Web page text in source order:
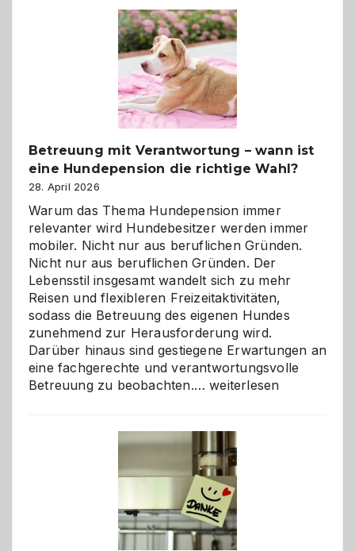
Betreuung mit Verantwortung – wann ist
eine Hundepension die richtige Wahl?
28. April 2026
Warum das Thema Hundepension immer
relevanter wird Hundebesitzer werden immer
mobiler. Nicht nur aus beruflichen Gründen.
Nicht nur aus beruflichen Gründen. Der
Lebensstil insgesamt wandelt sich zu mehr
Reisen und flexibleren Freizeitaktivitäten,
sodass die Betreuung des eigenen Hundes
zunehmend zur Herausforderung wird.
Darüber hinaus sind gestiegene Erwartungen an
eine fachgerechte und verantwortungsvolle
Betreuung zu beobachten.…Betreuung
wann
ist
eine
Hundepension
die
richtige
weiterlesen